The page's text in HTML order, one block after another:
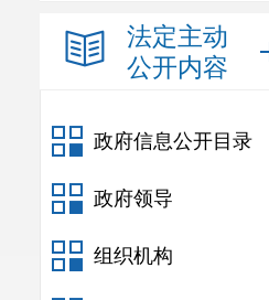
法定主动
公开内容
政府信息公开目录
政府领导
组织机构